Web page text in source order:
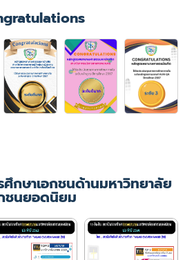
องสถาบันการศึกษา
รพยาบาลและการ
ผดุงครรภ์
มคณะกรรมการสภาการ
ล ครั้งที่ 6/2564
มิถุนายน 2564 ให้การ
ณะพยาบาลศาสตร์
กษา 2564 - 2567)
เพิ่มเติม
กษาเอกชนด้านมหาวิทยาลัย
ชนยอดนิยม